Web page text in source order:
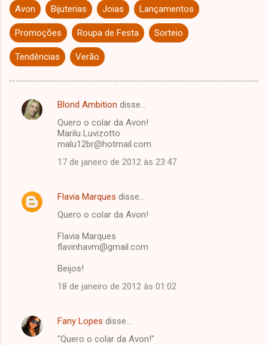
Avon Bijuterias Joias Lançamentos
Promoções Roupa de Festa Sorteio
Tendências Verão
C
t
á
Blond Ambition disse…
Quero o colar da Avon!
Marilu Luvizotto
malu12br@hotmail.com
17 de janeiro de 2012 às 23:47
Flavia Marques disse…
Quero o colar da Avon!
Flavia Marques
flavinhavm@gmail.com
Beijos!
18 de janeiro de 2012 às 01:02
Fany Lopes disse…
"Quero o colar da Avon!"